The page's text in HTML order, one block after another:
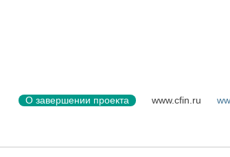
О завершении проекта www.cfin.ru